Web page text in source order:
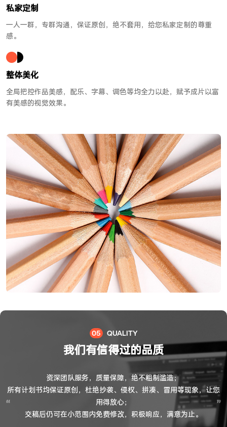
私家定制
一人一群，专群沟通，保证原创，绝不套用，给您私家定制的尊重
感。
整体美化
全局把控作品美感，配乐、字幕、调色等均全力以赴，赋予成片以富
有美感的视觉效果。
05 QUALITY
我们有信得过的品质
资深团队服务，质量保障，绝不粗制滥造；
所有计划书均保证原创，杜绝抄袭、侵权、拼凑、冒用等现象，让您
用得放心；
交稿后仍可在小范围内免费修改，积极响应，满意为止。